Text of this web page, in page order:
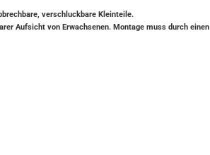
verschluckbare Kleinteile.
Aufsicht von Erwachsenen. Montage muss durch einen